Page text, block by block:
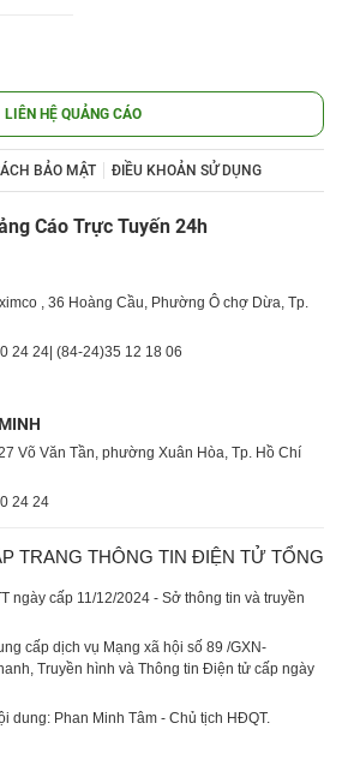
LIÊN HỆ QUẢNG CÁO
BẢO MẬT ĐIỀU KHOẢN SỬ DỤNG
Cáo Trực Tuyến 24h
, 36 Hoàng Cầu, Phường Ô chợ Dừa, Tp.
24 24| (84-24)35 12 18 06
Võ Văn Tần, phường Xuân Hòa, Tp. Hồ Chí
24 24
TRANG THÔNG TIN ĐIỆN TỬ TỔNG
ngày cấp 11/12/2024 - Sở thông tin và truyền
cấp dịch vụ Mạng xã hội số 89 /GXN-
Truyền hình và Thông tin Điện tử cấp ngày
dung: Phan Minh Tâm - Chủ tịch HĐQT.